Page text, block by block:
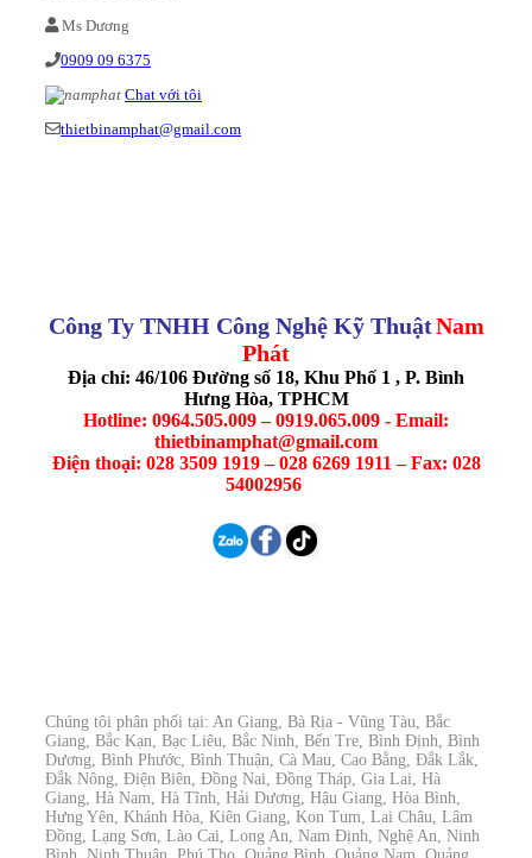
Ms Dương
0909 09 6375
Chat với tôi
thietbinamphat@gmail.com
Công Ty TNHH Công Nghệ Kỹ ThuậtNam
Phát
Địa chỉ: 46/106 Đường số 18, Khu Phố 1 , P. Bình
Hưng Hòa, TPHCM
Hotline: 0964.505.009 – 0919.065.009 - Email:
thietbinamphat@gmail.com
Điện thoại: 028 3509 1919 – 028 6269 1911 – Fax: 028
54002956
Chúng tôi phân phối tại: An Giang, Bà Rịa - Vũng Tàu, Bắc
Giang, Bắc Kạn, Bạc Liêu, Bắc Ninh, Bến Tre, Bình Định, Bình
Dương, Bình Phước, Bình Thuận, Cà Mau, Cao Bằng, Đắk Lắk,
Đắk Nông, Điện Biên, Đồng Nai, Đồng Tháp, Gia Lai, Hà
Giang, Hà Nam, Hà Tĩnh, Hải Dương, Hậu Giang, Hòa Bình,
Hưng Yên, Khánh Hòa, Kiên Giang, Kon Tum, Lai Châu, Lâm
Đồng, Lạng Sơn, Lào Cai, Long An, Nam Định, Nghệ An, Ninh